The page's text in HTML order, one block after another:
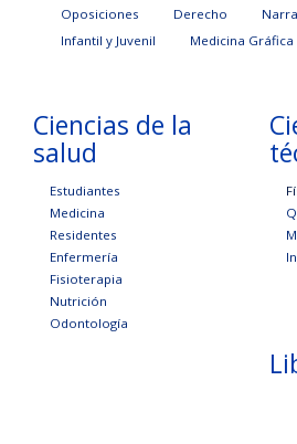
Oposiciones
Derecho
Infantil y Juvenil
Medicina Gráfica
Ciencias de la
salud
Estudiantes
Medicina
Residentes
Enfermería
Fisioterapia
Nutrición
Odontología